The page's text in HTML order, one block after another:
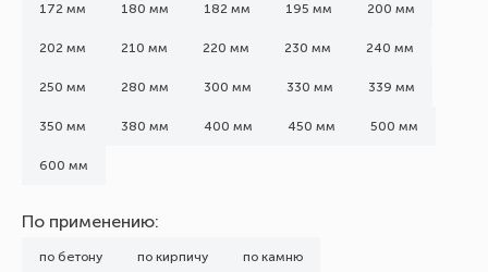
172 мм 180 мм 182 мм 195 мм 200 мм
202 мм 210 мм 220 мм 230 мм 240 мм
250 мм 280 мм 300 мм 330 мм 339 мм
350 мм 380 мм 400 мм 450 мм 500 мм
600 мм
По применению:
по бетону по кирпичу по камню